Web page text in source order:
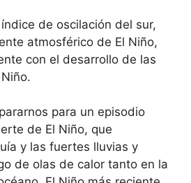
de oscilación del sur,
atmosférico de El Niño,
con el desarrollo de las
para un episodio
de El Niño, que
y las fuertes lluvias y
de olas de calor tanto en la